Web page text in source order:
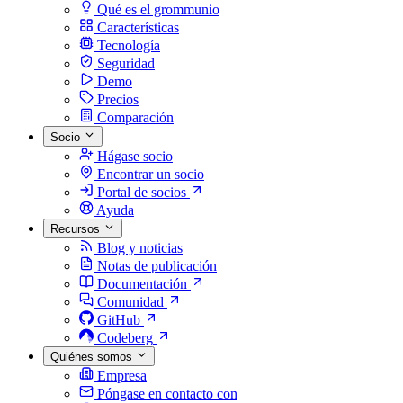
Qué es el grommunio
Características
Tecnología
Seguridad
Demo
Precios
Comparación
Socio
Hágase socio
Encontrar un socio
Portal de socios
Ayuda
Recursos
Blog y noticias
Notas de publicación
Documentación
Comunidad
GitHub
Codeberg
Quiénes somos
Empresa
Póngase en contacto con